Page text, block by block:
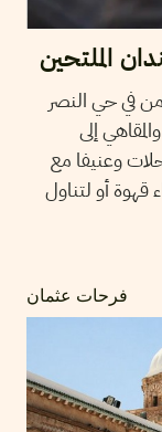
الملتحين
في حي النصر
إلى
وعنيفا مع
قهوة أو لتناول
فرحات عثمان